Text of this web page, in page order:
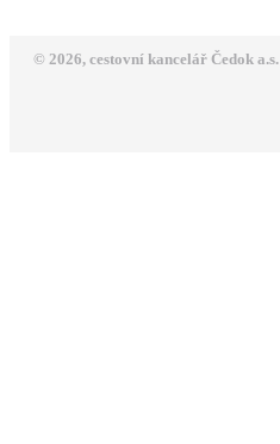
© 2026, cestovní kancelář Čedok a.s.